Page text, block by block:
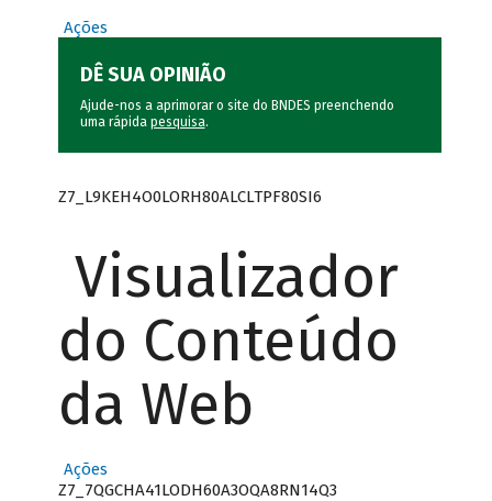
Ações
DÊ SUA OPINIÃO
Ajude-nos a aprimorar o site do BNDES preenchendo
uma rápida pesquisa.
Z7_L9KEH4O0LORH80ALCLTPF80SI6
Visualizador
do Conteúdo
da Web
Ações
Z7_7QGCHA41LODH60A3OQA8RN14Q3